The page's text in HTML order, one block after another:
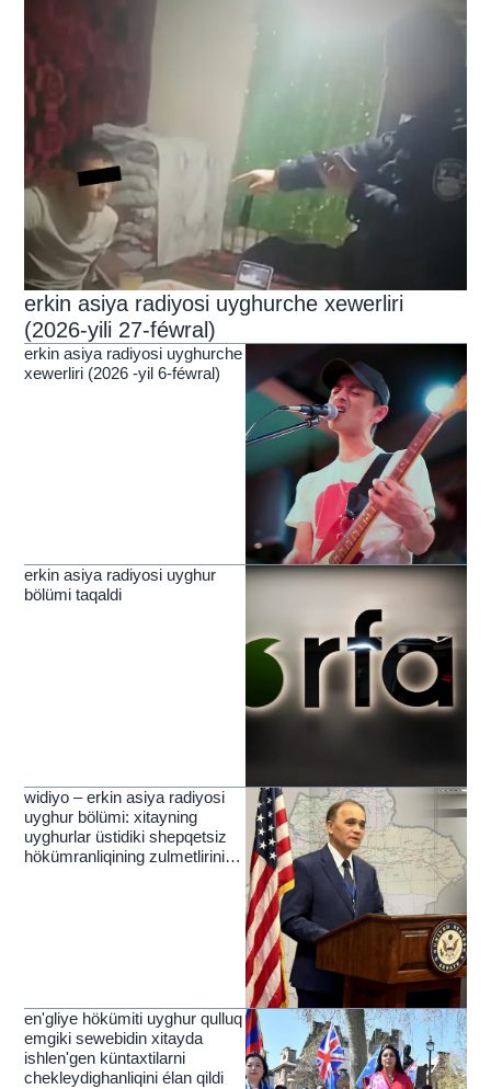
erkin asiya radiyosi uyghurche xewerliri
(2026-yili 27-féwral)
erkin asiya radiyosi uyghurche
xewerliri (2026 -yil 6-féwral)
erkin asiya radiyosi uyghur
bölümi taqaldi
widiyo – erkin asiya radiyosi
uyghur bölümi: xitayning
uyghurlar üstidiki shepqetsiz
hökümranliqining zulmetlirini
en'gliye hökümiti uyghur qulluq
emgiki sewebidin xitayda
ishlen'gen küntaxtilarni
chekleydighanliqini élan qildi